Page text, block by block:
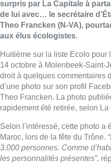
surpris par La Capitale à
de lui avec… le secrétaire
Theo Francken (N-VA),
aux élus écologistes.
Huitième sur la liste Ecolo pour
14 octobre à Molenbeek-Saint-
droit à quelques commentaires
d’une photo sur son profil
Theo Francken. La photo
rapidement été retirée, selon La
Selon l’intéressé, cette photo a
Maroc, lors de la fête du Trône.
3.000 personnes. Comme
les personnalités présentes”,